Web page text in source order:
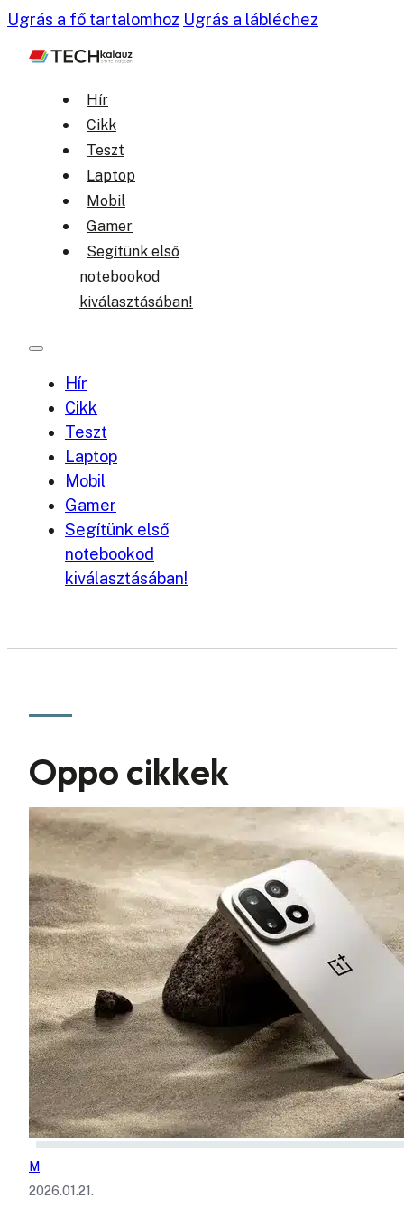
Ugrás a fő tartalomhoz Ugrás a lábléchez
Hír
Cikk
Teszt
Laptop
Mobil
Gamer
Segítünk első
notebookod
kiválasztásában!
Hír
Cikk
Teszt
Laptop
Mobil
Gamer
Segítünk első
notebookod
kiválasztásában!
Oppo cikkek
M
2026.01.21.